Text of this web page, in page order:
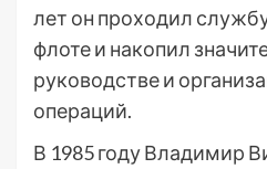
лет он проходил
флоте и накопил
руководстве и
операций.
В 1985 году Владимир